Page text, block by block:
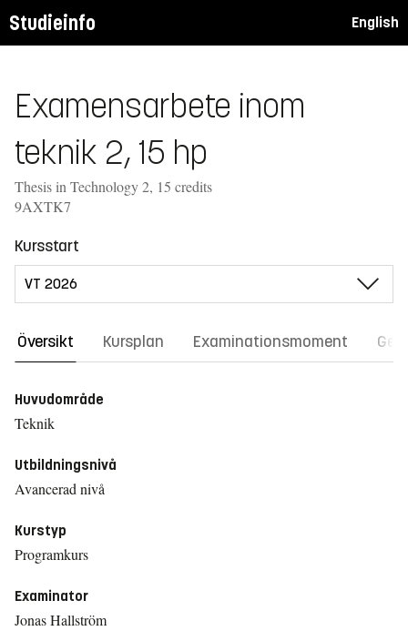
Studieinfo English
Examensarbete inom
teknik 2, 15 hp
Thesis in Technology 2, 15 credits
9AXTK7
Kursstart
Översikt Kursplan Examinationsmoment
Huvudområde
Teknik
Utbildningsnivå
Avancerad nivå
Kurstyp
Programkurs
Examinator
Jonas Hallström